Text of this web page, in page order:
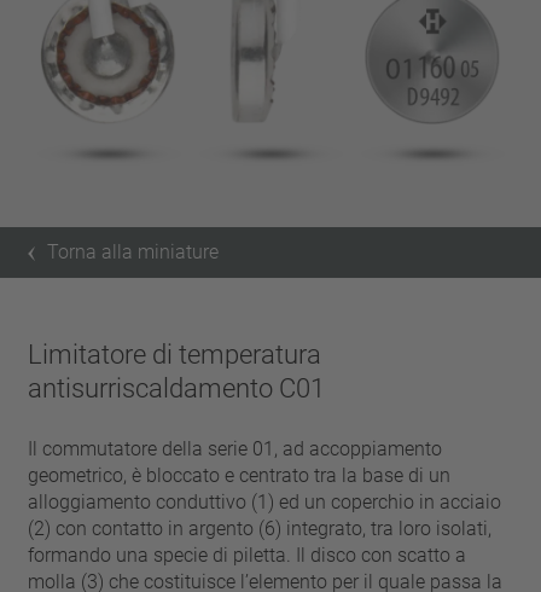
Torna alla miniature
Limitatore di temperatura
antisurriscaldamento C01
Il commutatore della serie 01, ad accoppiamento
geometrico, è bloccato e centrato tra la base di un
alloggiamento conduttivo (1) ed un coperchio in acciaio
(2) con contatto in argento (6) integrato, tra loro isolati,
formando una specie di piletta. Il disco con scatto a
molla (3) che costituisce l’elemento per il quale passa la